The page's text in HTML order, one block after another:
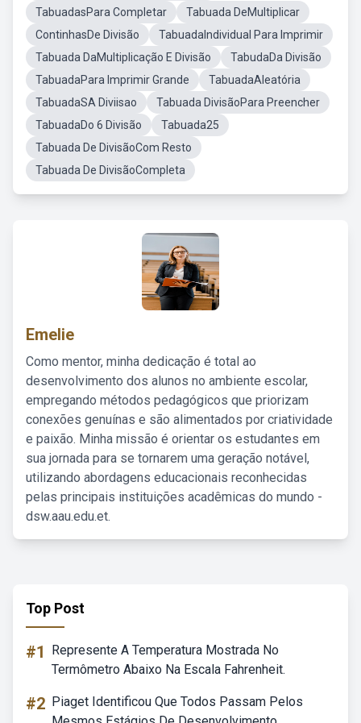
TabuadasPara Completar
Tabuada DeMultiplicar
ContinhasDe Divisão
TabuadaIndividual Para Imprimir
Tabuada DaMultiplicação E Divisão
TabudaDa Divisão
TabuadaPara Imprimir Grande
TabuadaAleatória
TabuadaSA Diviisao
Tabuada DivisãoPara Preencher
TabuadaDo 6 Divisão
Tabuada25
Tabuada De DivisãoCom Resto
Tabuada De DivisãoCompleta
Emelie
Como mentor, minha dedicação é total ao
desenvolvimento dos alunos no ambiente escolar,
empregando métodos pedagógicos que priorizam
conexões genuínas e são alimentados por criatividade
e paixão. Minha missão é orientar os estudantes em
sua jornada para se tornarem uma geração notável,
utilizando abordagens educacionais reconhecidas
pelas principais instituições acadêmicas do mundo -
dsw.aau.edu.et.
Top Post
#1
Represente A Temperatura Mostrada No
Termômetro Abaixo Na Escala Fahrenheit.
#2 Piaget Identificou Que Todos Passam Pelos